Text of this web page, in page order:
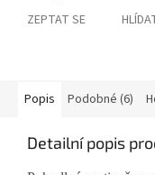
ZEPTAT SE
Popis Podobné (6)
Detailní popis